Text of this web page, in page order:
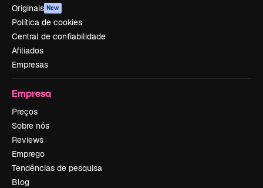
Originais New
Política de cookies
Central de confiabilidade
Afiliados
Empresas
Empresa
Preços
Sobre nós
Reviews
Emprego
Tendências de pesquisa
Blog